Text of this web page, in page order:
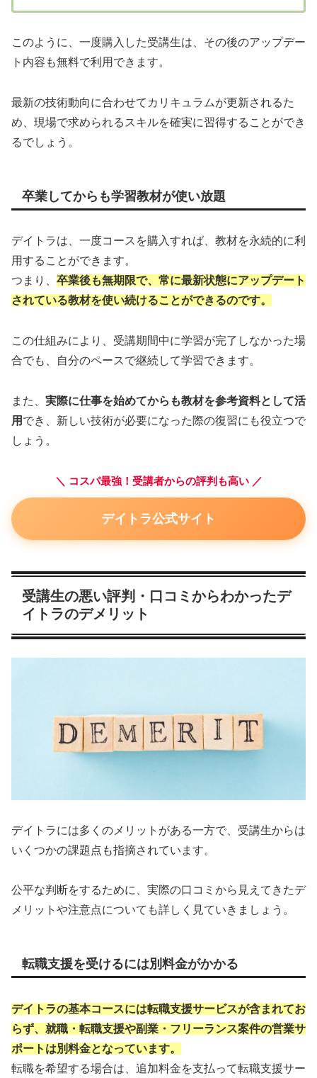
このように、一度購入した受講生は、その後のアップデー
ト内容も無料で利用できます。
最新の技術動向に合わせてカリキュラムが更新されるた
め、現場で求められるスキルを確実に習得することができ
るでしょう。
卒業してからも学習教材が使い放題
デイトラは、一度コースを購入すれば、教材を永続的に利
用することができます。
つまり、 卒業後も無期限で、常に最新状態にアップデート
されている教材を使い続けることができるのです。
この仕組みにより、受講期間中に学習が完了しなかった場
合でも、自分のペースで継続して学習できます。
また、 実際に仕事を始めてからも教材を参考資料として活
用 でき、新しい技術が必要になった際の復習にも役立つで
しょう。
＼ コスパ最強！受講者からの評判も高い ／
デイトラ公式サイト
受講生の悪い評判・口コミからわかったデ
イトラのデメリット
デイトラには多くのメリットがある一方で、受講生からは
いくつかの課題点も指摘されています。
公平な判断をするために、実際の口コミから見えてきたデ
メリットや注意点についても詳しく見ていきましょう。
転職支援を受けるには別料金がかかる
デイトラの基本コースには転職支援サービスが含まれてお
らず、就職・転職支援や副業・フリーランス案件の営業サ
ポートは別料金となっています。
転職を希望する場合は、追加料金を支払って転職支援サー